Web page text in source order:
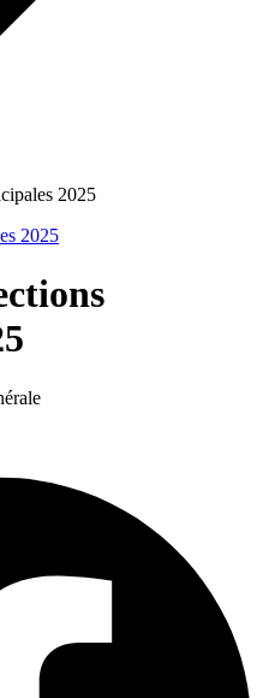
2025
2025